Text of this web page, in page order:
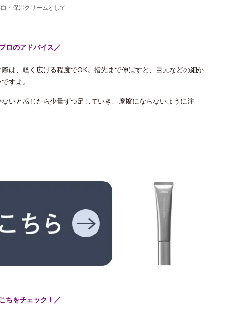
・保湿クリームとして
ロのアドバイス／
は、軽く広げる程度でOK。指先まで伸ばすと、目元などの細か
すよ。
いと感じたら少量ずつ足していき、摩擦にならないように注
ちをチェック！／